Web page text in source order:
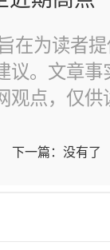
在为读者
议。文章
观点，仅供
下一篇：没有了